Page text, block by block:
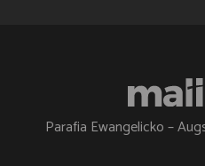
Parafia Ewangelicko –